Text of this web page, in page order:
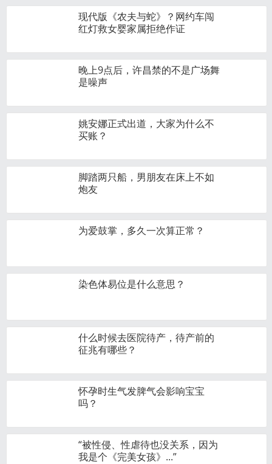
现代版《农夫与蛇》？网约车闯
红灯救女婴家属拒绝作证
晚上9点后，许昌禁的不是广场舞
是噪声
姚安娜正式出道，大家为什么不
买账？
脚踏两只船，男朋友在床上不如
炮友
为爱鼓掌，多久一次算正常？
染色体易位是什么意思？
什么时候去医院待产，待产前的
征兆有哪些？
怀孕时生气发脾气会影响宝宝
吗？
“被性侵、性虐待也没关系，因为
我是个《完美女孩》...”